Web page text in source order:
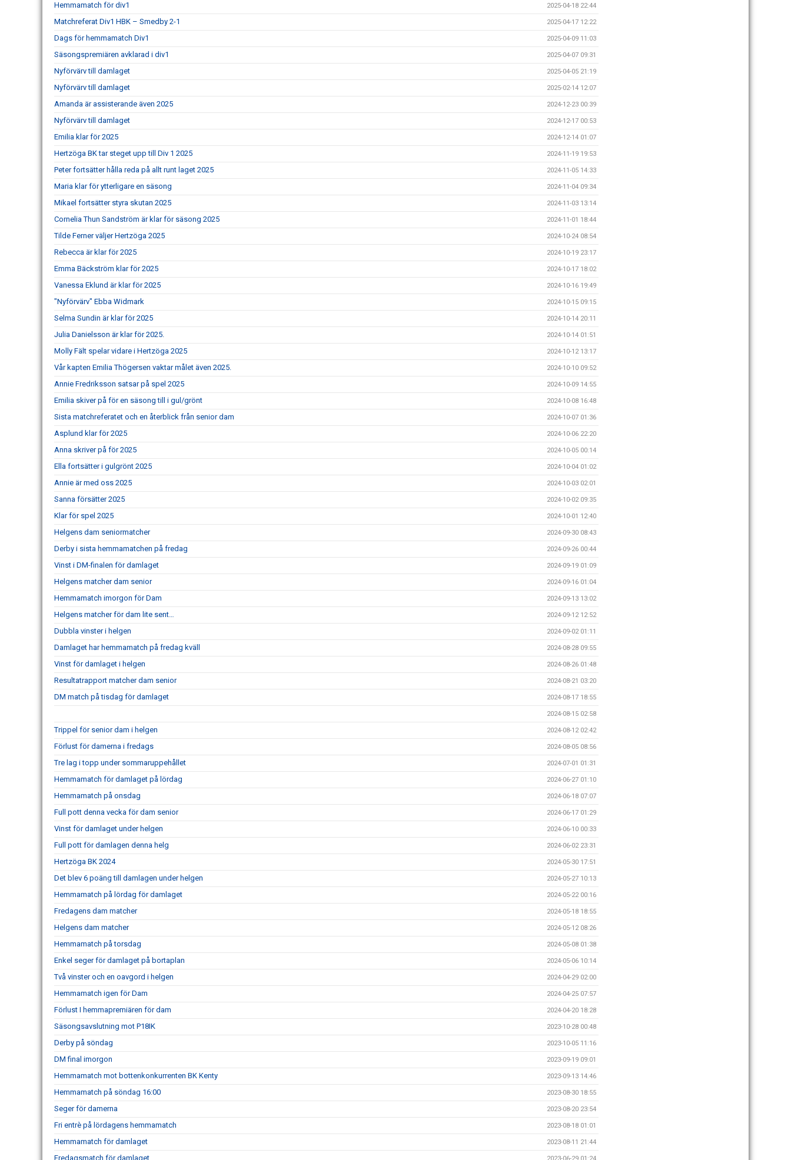
Hemmamatch för div1 2025-04-18 22:44
Matchreferat Div1 HBK – Smedby 2-1 2025-04-17 12:22
Dags för hemmamatch Div1 2025-04-09 11:03
Säsongspremiären avklarad i div1 2025-04-07 09:31
Nyförvärv till damlaget 2025-04-05 21:19
Nyförvärv till damlaget 2025-02-14 12:07
Amanda är assisterande även 2025 2024-12-23 00:39
Nyförvärv till damlaget 2024-12-17 00:53
Emilia klar för 2025 2024-12-14 01:07
Hertzöga BK tar steget upp till Div 1 2025 2024-11-19 19:53
Peter fortsätter hålla reda på allt runt laget 2025 2024-11-05 14:33
Maria klar för ytterligare en säsong 2024-11-04 09:34
Mikael fortsätter styra skutan 2025 2024-11-03 13:14
Cornelia Thun Sandström är klar för säsong 2025 2024-11-01 18:44
Tilde Ferner väljer Hertzöga 2025 2024-10-24 08:54
Rebecca är klar för 2025 2024-10-19 23:17
Emma Bäckström klar för 2025 2024-10-17 18:02
Vanessa Eklund är klar för 2025 2024-10-16 19:49
"Nyförvärv" Ebba Widmark 2024-10-15 09:15
Selma Sundin är klar för 2025 2024-10-14 20:11
Julia Danielsson är klar för 2025. 2024-10-14 01:51
Molly Fält spelar vidare i Hertzöga 2025 2024-10-12 13:17
Vår kapten Emilia Thögersen vaktar målet även 2025. 2024-10-10 09:52
Annie Fredriksson satsar på spel 2025 2024-10-09 14:55
Emilia skiver på för en säsong till i gul/grönt 2024-10-08 16:48
Sista matchreferatet och en återblick från senior dam 2024-10-07 01:36
Asplund klar för 2025 2024-10-06 22:20
Anna skriver på för 2025 2024-10-05 00:14
Ella fortsätter i gulgrönt 2025 2024-10-04 01:02
Annie är med oss 2025 2024-10-03 02:01
Sanna försätter 2025 2024-10-02 09:35
Klar för spel 2025 2024-10-01 12:40
Helgens dam seniormatcher 2024-09-30 08:43
Derby i sista hemmamatchen på fredag 2024-09-26 00:44
Vinst i DM-finalen för damlaget 2024-09-19 01:09
Helgens matcher dam senior 2024-09-16 01:04
Hemmamatch imorgon för Dam 2024-09-13 13:02
Helgens matcher för dam lite sent… 2024-09-12 12:52
Dubbla vinster i helgen 2024-09-02 01:11
Damlaget har hemmamatch på fredag kväll 2024-08-28 09:55
Vinst för damlaget i helgen 2024-08-26 01:48
Resultatrapport matcher dam senior 2024-08-21 03:20
DM match på tisdag för damlaget 2024-08-17 18:55
2024-08-15 02:58
Trippel för senior dam i helgen 2024-08-12 02:42
Förlust för damerna i fredags 2024-08-05 08:56
Tre lag i topp under sommaruppehållet 2024-07-01 01:31
Hemmamatch för damlaget på lördag 2024-06-27 01:10
Hemmamatch på onsdag 2024-06-18 07:07
Full pott denna vecka för dam senior 2024-06-17 01:29
Vinst för damlaget under helgen 2024-06-10 00:33
Full pott för damlagen denna helg 2024-06-02 23:31
Hertzöga BK 2024 2024-05-30 17:51
Det blev 6 poäng till damlagen under helgen 2024-05-27 10:13
Hemmamatch på lördag för damlaget 2024-05-22 00:16
Fredagens dam matcher 2024-05-18 18:55
Helgens dam matcher 2024-05-12 08:26
Hemmamatch på torsdag 2024-05-08 01:38
Enkel seger för damlaget på bortaplan 2024-05-06 10:14
Två vinster och en oavgord i helgen 2024-04-29 02:00
Hemmamatch igen för Dam 2024-04-25 07:57
Förlust I hemmapremiären för dam 2024-04-20 18:28
Säsongsavslutning mot P18IK 2023-10-28 00:48
Derby på söndag 2023-10-05 11:16
DM final imorgon 2023-09-19 09:01
Hemmamatch mot bottenkonkurrenten BK Kenty 2023-09-13 14:46
Hemmamatch på söndag 16:00 2023-08-30 18:55
Seger för damerna 2023-08-20 23:54
Fri entrè på lördagens hemmamatch 2023-08-18 01:01
Hemmamatch för damlaget 2023-08-11 21:44
Fredagsmatch för damlaget